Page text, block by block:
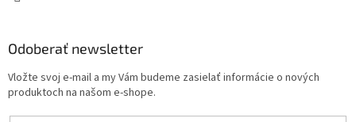
Odoberať newsletter
Vložte svoj e-mail a my Vám budeme zasielať informácie o nových
produktoch na našom e-shope.